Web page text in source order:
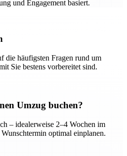
und Engagement basiert.
die häufigsten Fragen rund um
Sie bestens vorbereitet sind.
Umzug buchen?
– idealerweise 2–4 Wochen im
optimal einplanen.